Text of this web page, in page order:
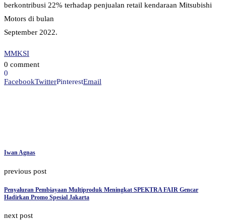
berkontribusi 22% terhadap penjualan retail kendaraan Mitsubishi
Motors di bulan
September 2022.
MMKSI
0 comment
0
FacebookTwitterPinterestEmail
Iwan Agnas
previous post
Penyaluran Pembiayaan Multiproduk Meningkat SPEKTRA FAIR Gencar
Hadirkan Promo Spesial Jakarta
next post